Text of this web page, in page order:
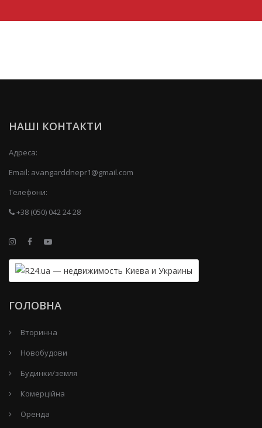
НАШІ КОНТАКТИ
Адреса:
Email: avangarddnepr1@gmail.com
Телефони:
+38 (050) 042 24 28
ГОЛОВНА
Вторинна
Новобудови
Будинки/земля
Комерційна
Оренда